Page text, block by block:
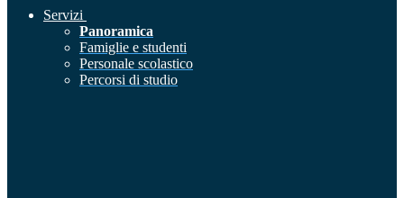
Servizi
Panoramica
Famiglie e studenti
Personale scolastico
Percorsi di studio